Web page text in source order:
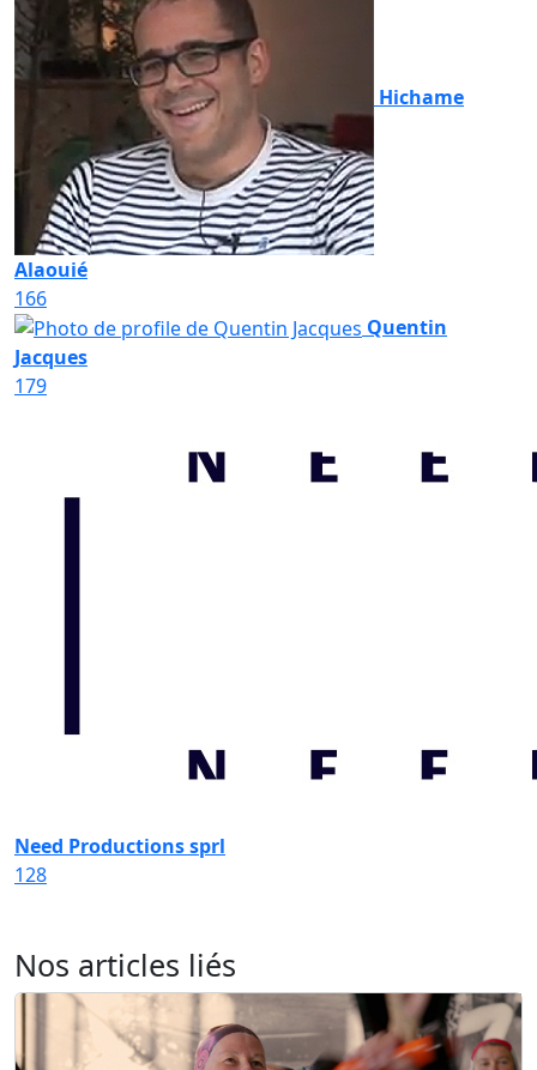
Hichame
Alaouié
166
Quentin
Jacques
179
Need Productions sprl
128
Nos articles liés